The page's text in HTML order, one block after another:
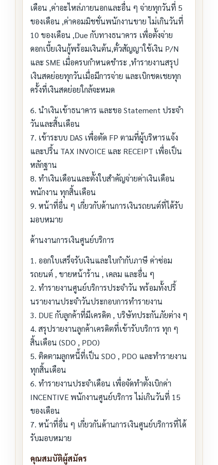
เดือน ,ค่าอะไหล่ภายนอกและอื่น ๆ จ่ายทุกวันที่ 5
ของเดือน ,ค่าคอมมิชชั่นพนักงานขาย ไม่เกินวันที่
10 ของเดือน ,Due กับทางธนาคาร เพื่อตั้งจ่าย
ดอกเบี้ยเงินกู้พร้อมเงินต้น,ตั๋วสัญญาใช้เงิน P/N
และ SME เมื่อครบกำหนดชำระ ,ทำรายงานสรุป
เงินสดย่อยทุกวันเมื่อมีการจ่าย และเบิกชดเชยทุก
ครั้งที่เงินสดย่อยใกล้จะหมด
6. นำเงินเข้าธนาคาร และขอ Statement ประจำ
วันและสิ้นเดือน
7. เข้าระบบ DAS เพื่อตัด FP ตามที่ผู้บริหารแจ้ง
และปริ้น TAX INVOICE และ RECEIPT เพื่อเป็น
หลักฐาน
8. ทำเงินเดือนและตั้งใบสำคัญจ่ายค่าเงินเดือน
พนักงาน ทุกสิ้นเดือน
9. หน้าที่อื่น ๆ เกี่ยวกับด้านการเงินรถยนต์ที่ได้รับ
มอบหมาย
ด้านงานการเงินศูนย์บริการ
1. ออกใบเสร็จรับเงินและใบกำกับภาษี ค่าซ่อม
รถยนต์ , ขายหน้าร้าน , เคลม และอื่น ๆ
2. ทำรายงานศูนย์บริการประจำวัน พร้อมทั้งปริ้
นรายงานประจำวันประกอบการทำรายงาน
3. DUE กับลูกค้าที่มีเครดิต , บริษัทประกันภัยต่าง ๆ
4. สรุปรายงานลูกค้าเครดิตที่เข้ารับบริการ ทุก ๆ
สิ้นเดือน (SDO , PDO)
5. ติดตามลูกหนี้ที่เป็น SDO , PDO และทำรายงาน
ทุกสิ้นเดือน
6. ทำรายงานประจำเดือน เพื่อจัดทำตั้งเบิกค่า
INCENTIVE พนักงานศูนย์บริการ ไม่เกินวันที่ 15
ของเดือน
7. หน้าที่อื่น ๆ เกี่ยวกันด้านการเงินศูนย์บริการที่ได้
รับมอบหมาย
คุณสมบัติผู้สมัคร